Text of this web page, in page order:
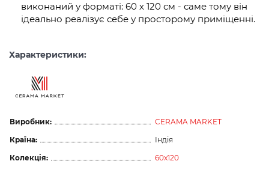
виконаний у форматі: 60 х 120 см - саме тому він
ідеально реалізує себе у просторому приміщенні.
Характеристики:
Виробник:
CERAMA MARKET
Країна:
Індія
Колекція:
60x120